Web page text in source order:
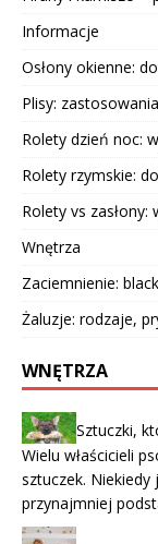
Informacje
Osłony okienne:
Plisy:
Rolety dzień noc:
Rolety rzymskie:
Rolety vs
Wnętrza
Zaciemnienie:
Żaluzje: rodzaje,
WNĘTRZA
Sztuczki,
Wielu właścicieli
sztuczek.
przynajmniej